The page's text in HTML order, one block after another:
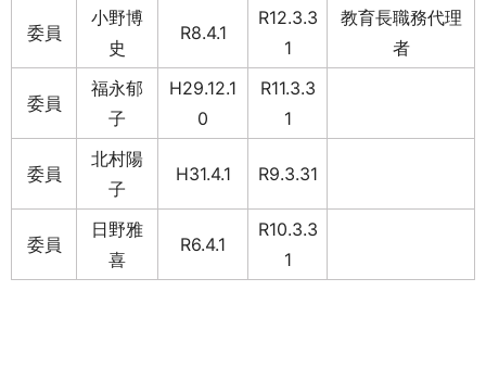
委員
小野博
史
R8.4.1
R12.3.3
1
教育長職務代理
者
委員
福永郁
子
H29.12.1
0
R11.3.3
1
委員
北村陽
子
H31.4.1 R9.3.31
委員
日野雅
喜
R6.4.1
R10.3.3
1